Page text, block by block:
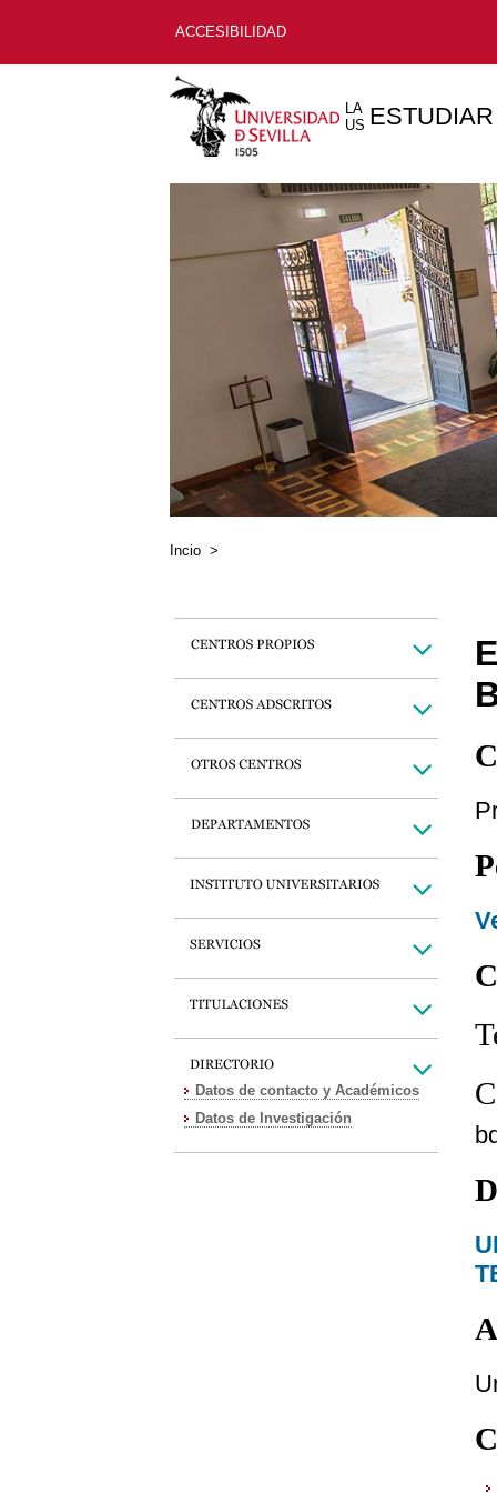
ACCESIBILIDAD
LA
US ESTUDIAR
Incio >
Datos de contacto y Académicos
Datos de Investigación